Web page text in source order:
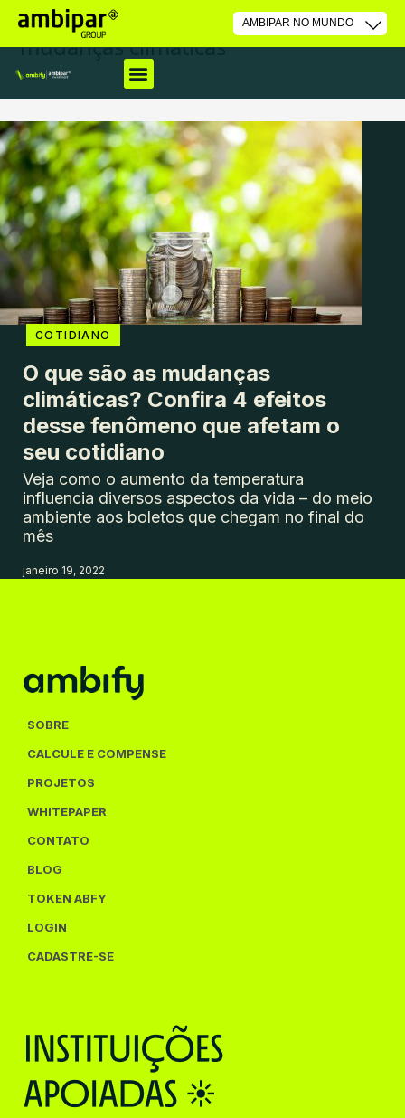
mudanças climáticas
Início»mudanças climáticas
COTIDIANO
O que são as mudanças
climáticas? Confira 4 efeitos
desse fenômeno que afetam o
seu cotidiano
Veja como o aumento da temperatura
influencia diversos aspectos da vida – do meio
ambiente aos boletos que chegam no final do
mês
janeiro 19, 2022
SOBRE
CALCULE E COMPENSE
PROJETOS
WHITEPAPER
CONTATO
BLOG
TOKEN ABFY
LOGIN
CADASTRE-SE